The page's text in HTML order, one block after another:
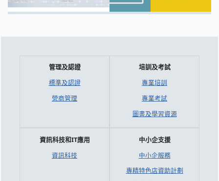
管理及認證
標準及認證
營商管理
培訓及考試
專業培訓
專業考試
圖書及學習資源
資訊科技和IT應用
資訊科技
中小企支援
中小企服務
專精特色店資助計劃